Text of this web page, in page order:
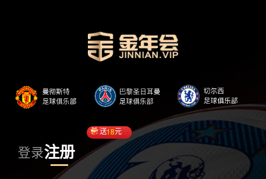
登录注册
送18元